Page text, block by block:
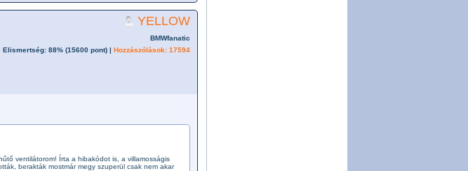
YELLOW
BMWfanatic
Elismertség: 88% (15600 pont) | Hozzászólások: 17594
ventilátorom! Írta a hibakódot is, a villamosságis
berakták mostmár megy szuperül csak nem akar